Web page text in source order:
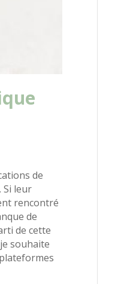
de
Si leur
rencontré
de
de cette
souhaite